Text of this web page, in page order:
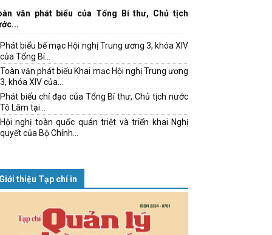
văn phát biểu của Tổng Bí thư, Chủ tịch
Phát biểu bế mạc Hội nghị Trung ương 3, khóa XIV
của Tổng Bí...
Toàn văn phát biểu Khai mạc Hội nghị Trung ương
3, khóa XIV của...
Phát biểu chỉ đạo của Tổng Bí thư, Chủ tịch nước
Tô Lâm tại...
Hội nghị toàn quốc quán triệt và triển khai Nghị
quyết của Bộ Chính...
Giới thiệu Tạp chí in